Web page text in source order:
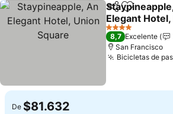
CompartirAgregar a
Elegant
Square
Ver precios
4 Estrellas
8,7 Excelente
San Francisco
Bicicletas de
De $81.632